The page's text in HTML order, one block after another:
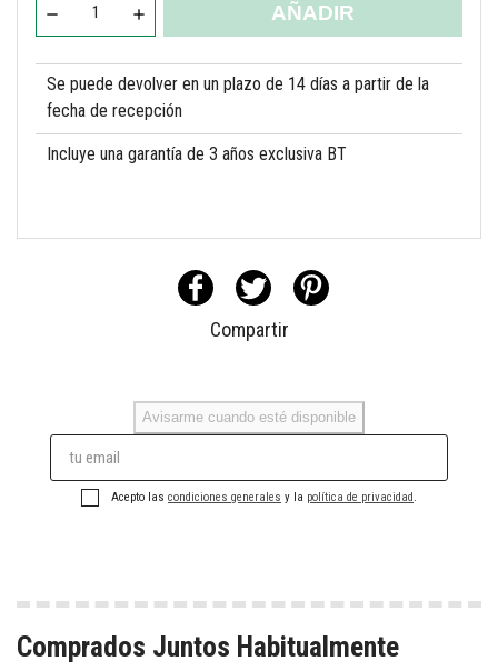
AÑADIR
Se puede devolver en un plazo de 14 días a partir de la
fecha de recepción
Incluye una garantía de 3 años exclusiva BT
Compartir
Avisarme cuando esté disponible
Acepto las condiciones generales y la política de privacidad .
Comprados Juntos Habitualmente